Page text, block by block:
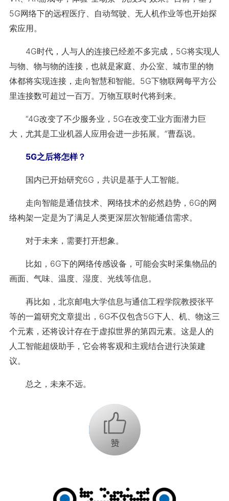
5G网络下的远程医疗、自动驾驶、无人机作业等也开始探
索应用。
4G时代，人与人的连接已经差不多完成，5G将实现人
与物、物与物的连接，也就是家庭、办公室、城市里的物
体都将实现连接，走向智慧和智能。5G下物联网每平方公
里连接数可超过一百万。万物互联时代将到来。
“4G改变了不少服务业，5G在改变工业方面潜力巨
大，尤其是工业机器人应用会进一步拓展。”曹磊说。
5G之后将怎样？
国内已开始研究6G，共识是基于人工智能。
走向智能是通信技术、网络技术的必然趋势，6G的网
络构架一定是为了满足人类更深层次智能通信需求。
对于未来，需要打开想象。
比如，6G下的网络传感设备，可能会实时采集物品的
画面、气味、温度、湿度、光线等信息。
再比如，北京邮电大学信息与通信工程学院教授张平
等的一篇研究文章提出，6G不仅包含5G下人、机、物这三
个元素，还将设计存在于虚拟世界的第四元素。这是人的
人工智能超级助手，它会将客观和主观结合进行决策建
议。
总之，未来不远。
+1